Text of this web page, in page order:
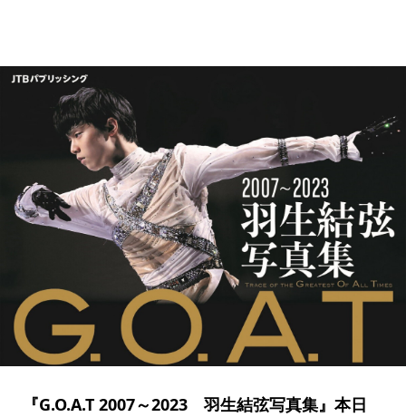
『G.O.A.T 2007～2023 羽生結弦写真集』本日